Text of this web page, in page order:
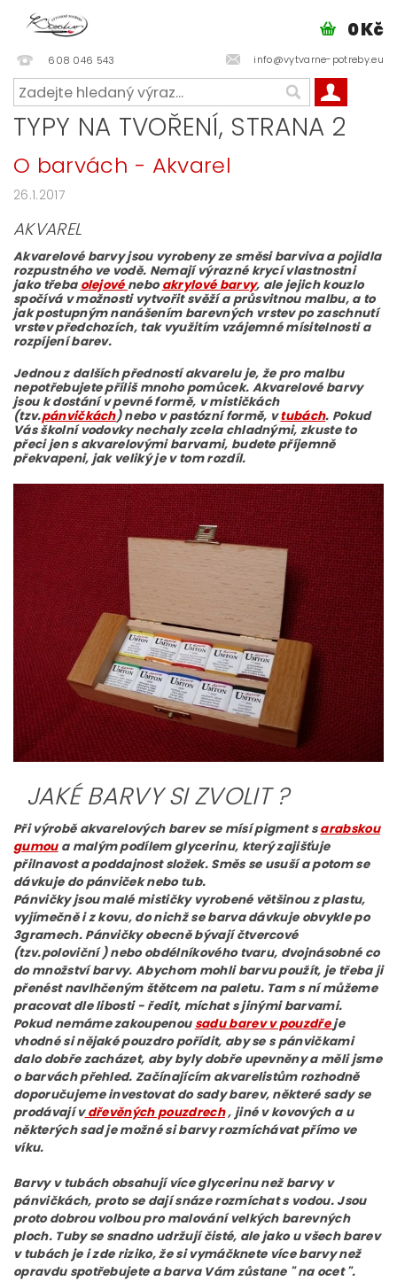
608 046 543 info@vytvarne-potreby.eu
0 Kč
TYPY NA TVOŘENÍ, STRANA 2
O barvách - Akvarel
26.1.2017
AKVAREL
Akvarelové barvy jsou vyrobeny ze směsi barviva a pojidla
rozpustného ve vodě. Nemají výrazné krycí vlastnostni
jako třeba olejové neboakrylové barvy, ale jejich kouzlo
spočívá v možnosti vytvořit svěží a průsvitnou malbu, a to
jak postupným nanášením barevných vrstev po zaschnutí
vrstev předchozích, tak využitím vzájemné mísitelnosti a
rozpíjení barev.
Jednou z dalších předností akvarelu je, že pro malbu
nepotřebujete příliš mnoho pomůcek. Akvarelové barvy
jsou k dostání v pevné formě, v mističkách
(tzv.pánvičkách) nebo v pastózní formě, vtubách. Pokud
Vás školní vodovky nechaly zcela chladnými, zkuste to
přeci jen s akvarelovými barvami, budete příjemně
překvapeni, jak veliký je v tom rozdíl.
JAKÉ BARVY SI ZVOLIT ?
Při výrobě akvarelových barev se mísí pigment sarabskou
gumoua malým podílem glycerinu, který zajišťuje
přilnavost a poddajnost složek. Směs se usuší a potom se
dávkuje do pánviček nebo tub.
Pánvičky jsou malé mističky vyrobené většinou z plastu,
vyjímečně i z kovu, do nichž se barva dávkuje obvykle po
3gramech. Pánvičky obecně bývají čtvercové
(tzv.poloviční ) nebo obdélníkového tvaru, dvojnásobné co
do množství barvy. Abychom mohli barvu použít, je třeba ji
přenést navlhčeným štětcem na paletu. Tam s ní můžeme
pracovat dle libosti - ředit, míchat s jinými barvami.
Pokud nemáme zakoupenou sadu barev v pouzdřeje
vhodné si nějaké pouzdro pořídit, aby se s pánvičkami
dalo dobře zacházet, aby byly dobře upevněny a měli jsme
o barvách přehled. Začínajícím akvarelistům rozhodně
doporučujeme investovat do sady barev, některé sady se
prodávají vdřevěných pouzdrech, jiné v kovových a u
některých sad je možné si barvy rozmíchávat přímo ve
víku.
Barvy v tubách obsahují více glycerinu než barvy v
pánvičkách, proto se dají snáze rozmíchat s vodou. Jsou
proto dobrou volbou pro malování velkých barevných
ploch. Tuby se snadno udržují čisté, ale jako u všech barev
v tubách je i zde riziko, že si vymáčknete více barvy než
opravdu spotřebujete a barva Vám zůstane " na ocet ".